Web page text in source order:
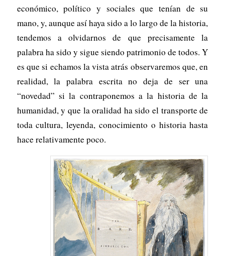
económico, político y sociales que tenían de su
mano, y, aunque así haya sido a lo largo de la historia,
tendemos a olvidarnos de que precisamente la
palabra ha sido y sigue siendo patrimonio de todos. Y
es que si echamos la vista atrás observaremos que, en
realidad, la palabra escrita no deja de ser una
“novedad” si la contraponemos a la historia de la
humanidad, y que la oralidad ha sido el transporte de
toda cultura, leyenda, conocimiento o historia hasta
hace relativamente poco.